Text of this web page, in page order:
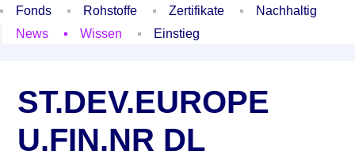
Fonds
Rohstoffe Zertifikate
Nachhaltig
News
Wissen Einstieg
ST.DEV.EUROPE
U.FIN.NR DL